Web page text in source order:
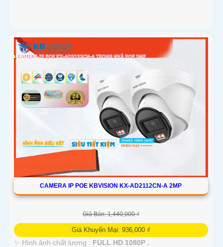
CAMERA IP POE KBVISION KX-AD2112CN-A 2MP
Giá Bán: 1,440,000 ₫
Giá Khuyến Mại: 936,000 ₫
✨ Hình ảnh chất lượng : FULL HD 1080P .